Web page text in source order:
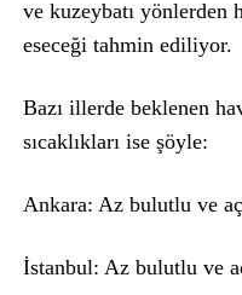
ve kuzeybatı yönlerden
eseceği tahmin ediliyor.
Bazı illerde beklenen
sıcaklıkları ise şöyle:
Ankara: Az bulutlu ve
İstanbul: Az bulutlu ve